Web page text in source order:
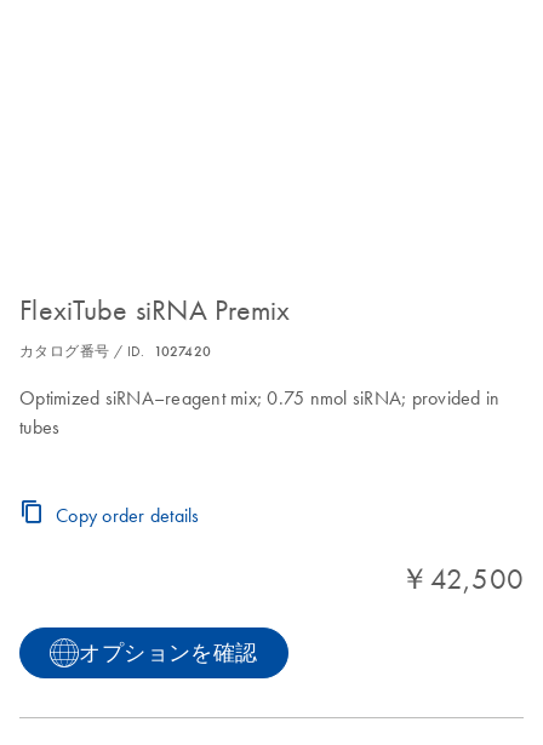
FlexiTube siRNA Premix
カタログ番号 / ID. 1027420
Optimized siRNA–reagent mix; 0.75 nmol siRNA; provided in
tubes
Copy order details
￥42,500
オプションを確認